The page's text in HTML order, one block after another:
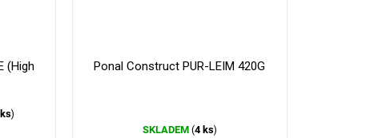
(High
)
Ponal Construct PUR-LEIM 420G
SKLADEM (4 ks)